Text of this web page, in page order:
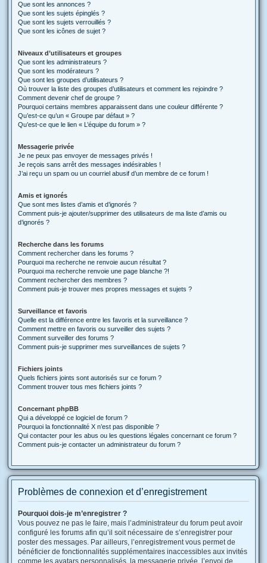
Que sont les annonces ?
Que sont les sujets épinglés ?
Que sont les sujets verrouillés ?
Que sont les icônes de sujet ?
Niveaux d’utilisateurs et groupes
Que sont les administrateurs ?
Que sont les modérateurs ?
Que sont les groupes d’utilisateurs ?
Où trouver la liste des groupes d’utilisateurs et comment les rejoindre ?
Comment devenir chef de groupe ?
Pourquoi certains membres apparaissent dans une couleur différente ?
Qu’est-ce qu’un « Groupe par défaut » ?
Qu’est-ce que le lien « L’équipe du forum » ?
Messagerie privée
Je ne peux pas envoyer de messages privés !
Je reçois sans arrêt des messages indésirables !
J’ai reçu un spam ou un courriel abusif d’un membre de ce forum !
Amis et ignorés
Que sont mes listes d’amis et d’ignorés ?
Comment puis-je ajouter/supprimer des utilisateurs de ma liste d’amis ou
d’ignorés ?
Recherche dans les forums
Comment rechercher dans les forums ?
Pourquoi ma recherche ne renvoie aucun résultat ?
Pourquoi ma recherche renvoie une page blanche ?!
Comment rechercher des membres ?
Comment puis-je trouver mes propres messages et sujets ?
Surveillance et favoris
Quelle est la différence entre les favoris et la surveillance ?
Comment mettre en favoris ou surveiller des sujets ?
Comment surveiller des forums ?
Comment puis-je supprimer mes surveillances de sujets ?
Fichiers joints
Quels fichiers joints sont autorisés sur ce forum ?
Comment trouver tous mes fichiers joints ?
Concernant phpBB
Qui a développé ce logiciel de forum ?
Pourquoi la fonctionnalité X n’est pas disponible ?
Qui contacter pour les abus ou les questions légales concernant ce forum ?
Comment puis-je contacter un administrateur du forum ?
Problèmes de connexion et d’enregistrement
Pourquoi dois-je m’enregistrer ?
Vous pouvez ne pas le faire, mais l’administrateur du forum peut avoir
configuré les forums afin qu’il soit nécessaire de s’enregistrer pour
poster des messages. Par ailleurs, l’enregistrement vous permet de
bénéficier de fonctionnalités supplémentaires inaccessibles aux invités
comme les avatars personnalisés, la messagerie privée, l’envoi de